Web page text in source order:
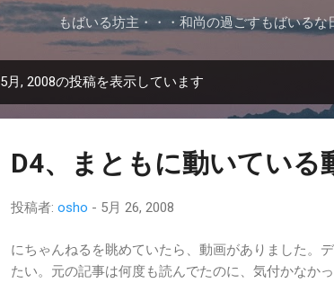
もばいる坊主・・・和尚の過ごすもばいる
5月, 2008の投稿を表示しています
D4、まともに動いている
投稿者: osho - 5月 26, 2008
にちゃんねるを眺めていたら、動画がありました。
たい。元の記事は何度も読んでたのに、気付かなかっ